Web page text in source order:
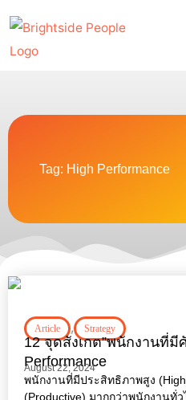
to
content
Tag: High Performance
Article , Strategy
12 จุดสังเกต”พนักงานที่มี
Performance
August 22, 2024
พนักงานที่มีประสิทธิภาพสูง
(Productive) มากกว่าพนักงานทั่ว